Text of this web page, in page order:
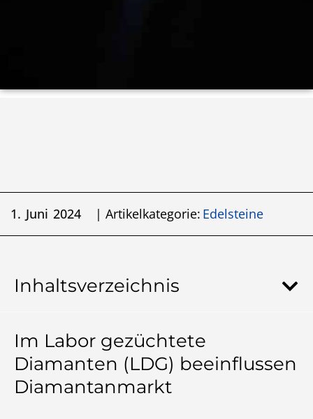
1. Juni 2024 | Artikelkategorie: Edelsteine
Inhaltsverzeichnis
Im Labor gezüchtete
Diamanten (LDG) beeinflussen
Diamantanmarkt